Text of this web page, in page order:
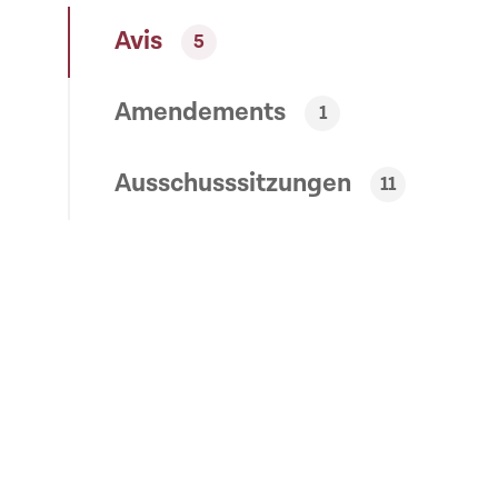
Avis 5
Amendements 1
Ausschusssitzungen 11